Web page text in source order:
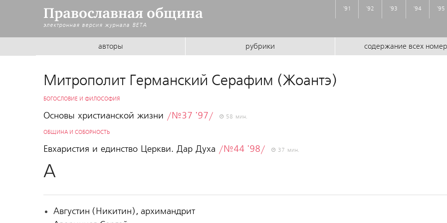
Православная община
электронная версия журнала BETA
'91 '92 '93 '94 '95
авторы рубрики содержание всех
Митрополит Германский Серафим (Жоантэ)
БОГОСЛОВИЕ И ФИЛОСОФИЯ
Основы христианской жизни /№37 '97/ 58 мин.
ОБЩИНА И СОБОРНОСТЬ
Евхаристия и единство Церкви. Дар Духа /№44 '98/ 37 мин.
А
Августин (Никитин), архимандрит